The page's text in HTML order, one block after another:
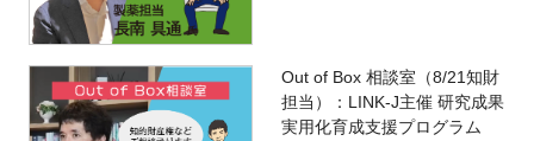
Out of Box 相談室（8/21知財
担当）：LINK-J主催 研究成果
実用化育成支援プログラム